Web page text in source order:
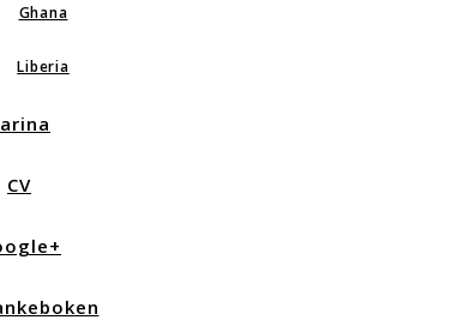
Ghana
Liberia
CV